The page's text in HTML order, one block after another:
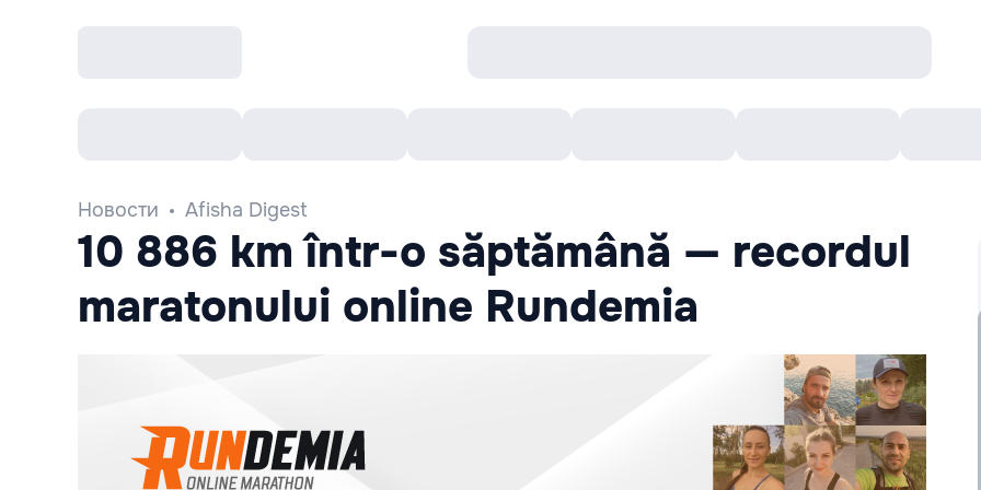
Новости Afisha Digest
10 886 km într-o săptămână — recordul
maratonului online Rundemia